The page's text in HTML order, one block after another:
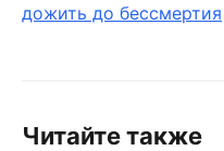
дожить до бессмертия
Читайте также